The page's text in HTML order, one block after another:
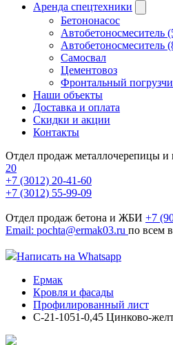
Аренда спецтехники
Бетононасос
Автобетоносмеситель
Автобетоносмеситель
Самосвал
Цементовоз
Фронтальный
Наши объекты
Доставка и оплата
Скидки и акции
Контакты
Отдел продаж металлочерепицы и
20
+7 (3012) 20-41-60
+7 (3012) 55-99-09
Отдел продаж бетона и ЖБИ +7
Email: pochta@ermak03.ru по всем
Написать на Whatsapp
Ермак
Кровля и фасады
Профилированный лист
С-21-1051-0,45 Цинково-